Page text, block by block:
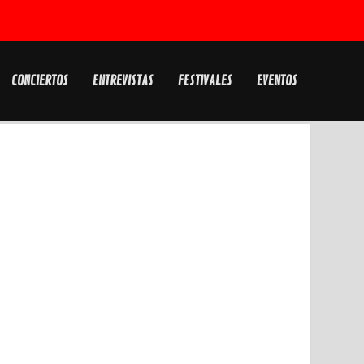
CONCIERTOS ENTREVISTAS FESTIVALES EVENTOS